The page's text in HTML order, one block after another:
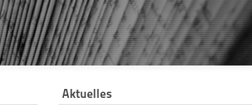
Aktuelles